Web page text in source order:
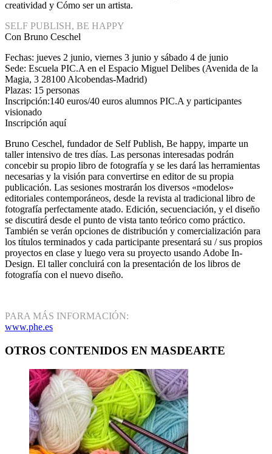
creatividad y Cómo ser un artista.
SELF PUBLISH, BE HAPPY
Con Bruno Ceschel
Fechas: jueves 2 junio, viernes 3 junio y sábado 4 de junio
Sede: Escuela PIC.A en el Espacio Miguel Delibes (Avenida de la
Magia, 3 28100 Alcobendas-Madrid)
Plazas: 15 personas
Inscripción:140 euros/40 euros alumnos PIC.A y participantes
visionado
Inscripción aquí
Bruno Ceschel, fundador de Self Publish, Be happy, imparte un
taller intensivo de tres días. Las personas interesadas podrán
concebir su propio libro de fotografía y se les dará las herramientas
necesarias y la visión para convertirse en editor de su propia
publicación. Las sesiones mostrarán los diversos «modelos»
editoriales contemporáneos, desde la revista al tradicional libro de
fotografía perfectamente atado. Edición, secuenciación, y el diseño
se discutirá desde el punto de vista tanto teórico como práctico.
También se verán opciones de distribución y comercialización para
los títulos terminados y cada participante presentará su / sus propios
proyectos en clase y luego vera su proyecto usando Adobe In-
Design. El taller concluirá con la presentación de los libros de
fotografía con el nuevo diseño.
PARA MÁS INFORMACIÓN:
www.phe.es
OTROS CONTENIDOS EN MASDEARTE